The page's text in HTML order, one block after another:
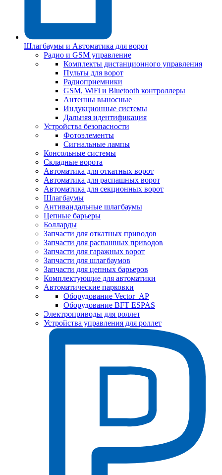
Шлагбаумы и Автоматика для ворот
Радио и GSM управление
Комплекты дистанционного управления
Пульты для ворот
Радиоприемники
GSM, WiFi и Bluetooth контроллеры
Антенны выносные
Индукционные системы
Дальняя идентификация
Устройства безопасности
Фотоэлементы
Сигнальные лампы
Консольные системы
Складные ворота
Автоматика для откатных ворот
Автоматика для распашных ворот
Автоматика для секционных ворот
Шлагбаумы
Антивандальные шлагбаумы
Цепные барьеры
Болларды
Запчасти для откатных приводов
Запчасти для распашных приводов
Запчасти для гаражных ворот
Запчасти для шлагбаумов
Запчасти для цепных барьеров
Комплектующие для автоматики
Автоматические парковки
Оборудование Vector_AP
Оборудование BFT ESPAS
Электроприводы для роллет
Устройства управления для роллет